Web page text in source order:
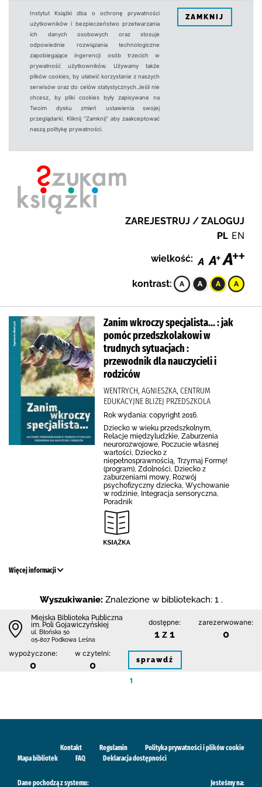
Instytut Książki dba o ochronę prywatności
użytkowników i bezpieczeństwo przetwarzania
ich danych osobowych oraz stosuje
odpowiednie rozwiązania technologiczne
zapobiegające ingerencji osób trzecich w
prywatność użytkowników. Używamy także
plików cookies, by ułatwić korzystanie z naszych
serwisów oraz do celów statystycznych.Jeśli nie
chcesz, by pliki cookies były zapisywane na
Twoim dysku zmień ustawienia swojej
przeglądarki. Kliknij "Zamknij" aby zaakceptować
naszą politykę prywatności.
ZAMKNIJ
ZAREJESTRUJ / ZALOGUJ
PL EN
wielkość:
kontrast:
Zanim wkroczy specjalista... : jak
pomóc przedszkolakowi w
trudnych sytuacjach :
przewodnik dla nauczycieli i
rodziców
WENTRYCH, AGNIESZKA, CENTRUM
EDUKACYJNE BLIŻEJ PRZEDSZKOLA
Rok wydania: copyright 2016.
Dziecko w wieku przedszkolnym,
Relacje międzyludzkie, Zaburzenia
neurorozwojowe, Poczucie własnej
wartości, Dziecko z
niepełnosprawnością, Trzymaj Formę!
(program), Zdolności, Dziecko z
zaburzeniami mowy, Rozwój
psychofizyczny dziecka, Wychowanie
w rodzinie, Integracja sensoryczna,
Poradnik
Więcej informacji
Wyszukiwanie: Znalezione w bibliotekach: 1 .
Miejska Biblioteka Publiczna
im. Poli Gojawiczyńskiej
ul. Błońska 50
05-807 Podkowa Leśna
dostępne:
1 z 1
zarezerwowane:
0
wypożyczone:
0
w czytelni:
0 sprawdź
1
Kontakt Regulamin
Polityka prywatności i plików cookie
Mapa bibliotek
FAQ Deklaracja dostępności
Dane pochodzą z systemu: Jesteśmy na: